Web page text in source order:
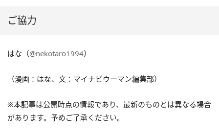
ご協力
はな（@nekotaro1994）
（漫画：はな、文：マイナビウーマン編集部）
※本記事は公開時点の情報であり、最新のものとは異なる場合
があります。予めご了承ください。